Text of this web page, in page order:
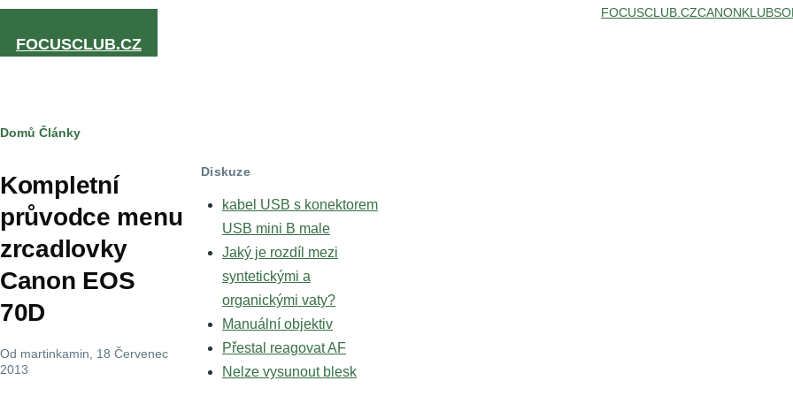
Přejít k hlavnímu obsahu
FOCUSCLUB.CZ
FOCUSCLUB.CZCANONKLUB
Drobečková
Domů Články
Kompletní
průvodce menu
zrcadlovky
Canon EOS
70D
Od martinkamin , 18 Červenec
2013
Diskuze
kabel USB s konektorem
USB mini B male
Jaký je rozdíl mezi
syntetickými a
organickými vaty?
Manuální objektiv
Přestal reagovat AF
Nelze vysunout blesk